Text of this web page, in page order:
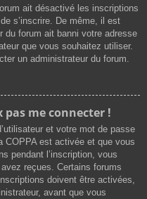
ait désactivé les inscriptions
s’inscrire. De même, il est
du forum ait banni votre adresse
que vous souhaitez utiliser.
un administrateur du forum.
pas me connecter !
et votre mot de passe
est activée et que vous
pendant l’inscription, vous
reçues. Certains forums
doivent être activées,
avant que vous